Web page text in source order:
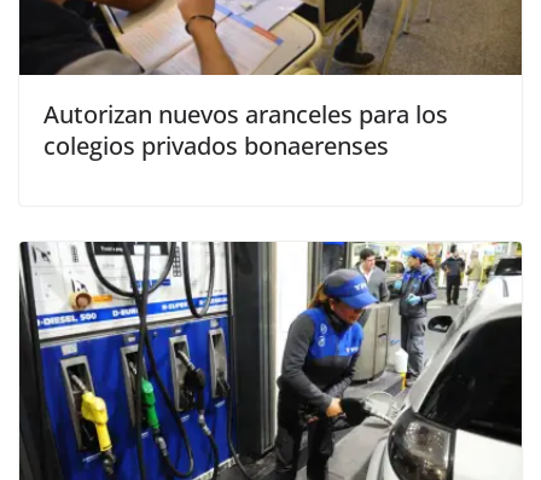
Autorizan nuevos aranceles para los
colegios privados bonaerenses